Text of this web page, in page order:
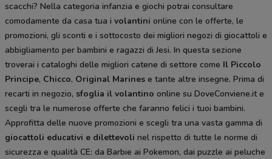
scacchi? Nella categoria infanzia e giochi potrai consultare
comodamente da casa tua i volantini online con le offerte, le
promozioni, gli sconti e i sottocosto dei migliori negozi di giocattoli e
abbigliamento per bambini e ragazzi di Jesi. In questa sezione
troverai i cataloghi delle migliori catene di settore come Il Piccolo
Principe, Chicco, Original Marines e tante altre insegne. Prima di
recarti in negozio, sfoglia il volantino online su DoveConviene.it e
scegli tra le numerose offerte che faranno felici i tuoi bambini.
Approfitta delle nuove promozioni e scegli tra una vasta gamma di
giocattoli educativi e dilettevoli nel rispetto di tutte le norme di
sicurezza e qualità CE: da Barbie ai Pokemon, dai puzzle ai peluche